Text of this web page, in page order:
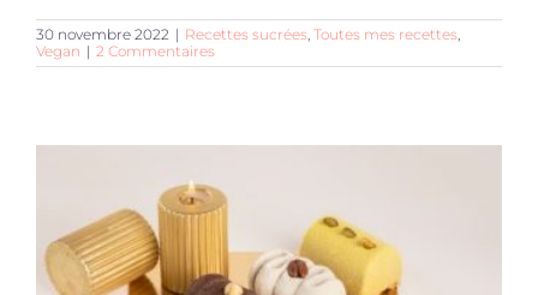
30 novembre 2022 | Recettes sucrées Toutes mes recettes
Vegan | 2 Commentaires